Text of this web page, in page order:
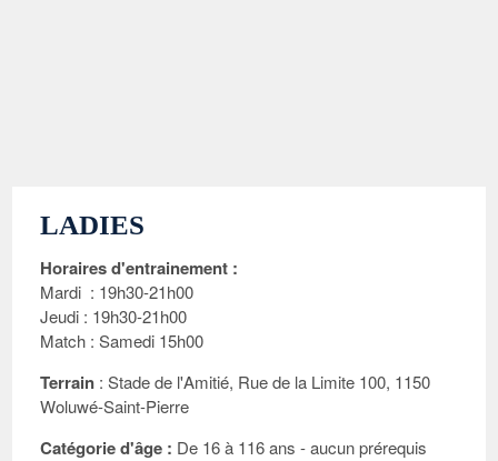
LADIES
Horaires d'entrainement :
Mardi : 19h30-21h00
Jeudi : 19h30-21h00
Match : Samedi 15h00
Terrain : Stade de l'Amitié, Rue de la Limite 100, 1150
Woluwé-Saint-Pierre
Catégorie d'âge : De 16 à 116 ans - aucun prérequis